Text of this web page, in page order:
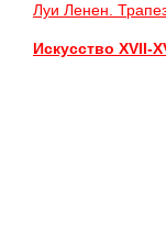
Луи Ленен.
Искусство XVII-